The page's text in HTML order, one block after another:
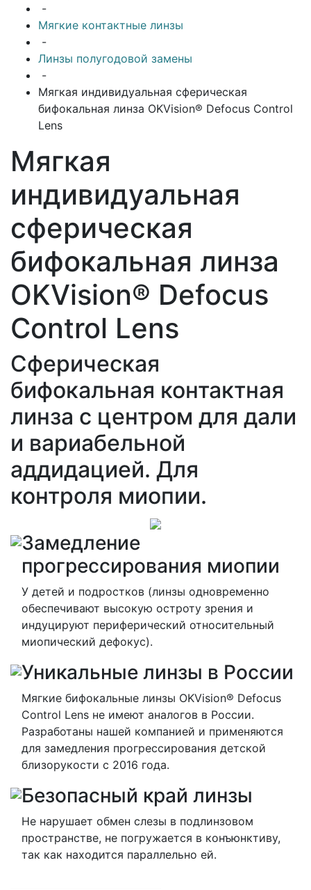
-
Мягкие контактные линзы
-
Линзы полугодовой замены
-
Мягкая индивидуальная сферическая
бифокальная линза OKVision® Defocus Control
Lens
Мягкая
индивидуальная
сферическая
бифокальная линза
OKVision® Defocus
Control Lens
Сферическая
бифокальная контактная
линза с центром для дали
и вариабельной
аддидацией. Для
контроля миопии.
Замедление
прогрессирования миопии
У детей и подростков (линзы одновременно
обеспечивают высокую остроту зрения и
индуцируют периферический относительный
миопический дефокус).
Уникальные линзы в России
Мягкие бифокальные линзы OKVision® Defocus
Control Lens не имеют аналогов в России.
Разработаны нашей компанией и применяются
для замедления прогрессирования детской
близорукости с 2016 года.
Безопасный край линзы
Не нарушает обмен слезы в подлинзовом
пространстве, не погружается в конъюнктиву,
так как находится параллельно ей.